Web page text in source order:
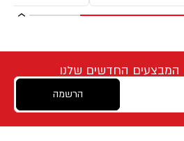
המבצעים החדשים שלנו
הרשמה